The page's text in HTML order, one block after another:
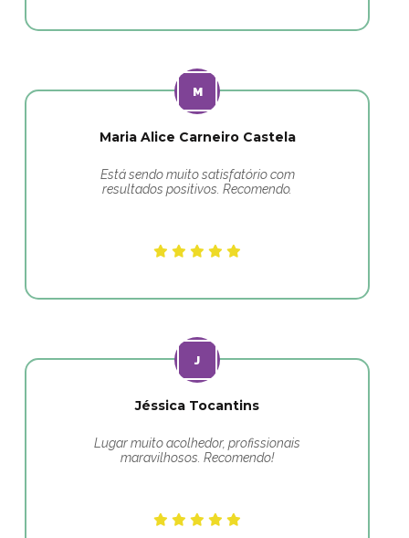
Maria Alice Carneiro Castela
Está sendo muito satisfatório com
resultados positivos. Recomendo.
Jéssica Tocantins
Lugar muito acolhedor, profissionais
maravilhosos. Recomendo!